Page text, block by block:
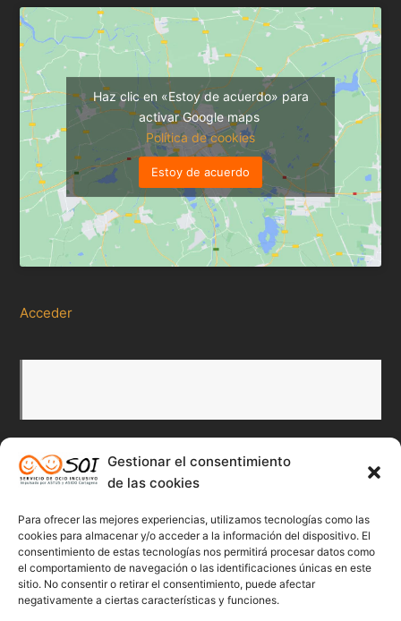
Gestionar el consentimiento
de las cookies
Para ofrecer las mejores experiencias, utilizamos tecnologías como las
cookies para almacenar y/o acceder a la información del dispositivo. El
consentimiento de estas tecnologías nos permitirá procesar datos como
el comportamiento de navegación o las identificaciones únicas en este
sitio. No consentir o retirar el consentimiento, puede afectar
negativamente a ciertas características y funciones.
Haz clic en «Estoy de acuerdo» para
activar Google maps
Política de cookies
Estoy de acuerdo
Acceder
Redes Sociales
Twitter
Facebook